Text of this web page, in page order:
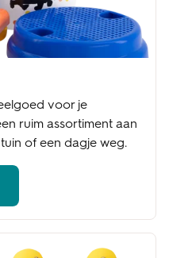
voor je
ruim assortiment aan
of een dagje weg.